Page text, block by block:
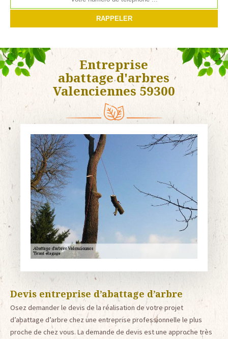
Entreprise
abattage d'arbres
Valenciennes 59300
Devis entreprise d’abattage d’arbre
Osez demander le devis de la réalisation de votre projet
d’abattage d’arbre chez une entreprise professionnelle le plus
proche de chez vous. La demande de devis est une approche très